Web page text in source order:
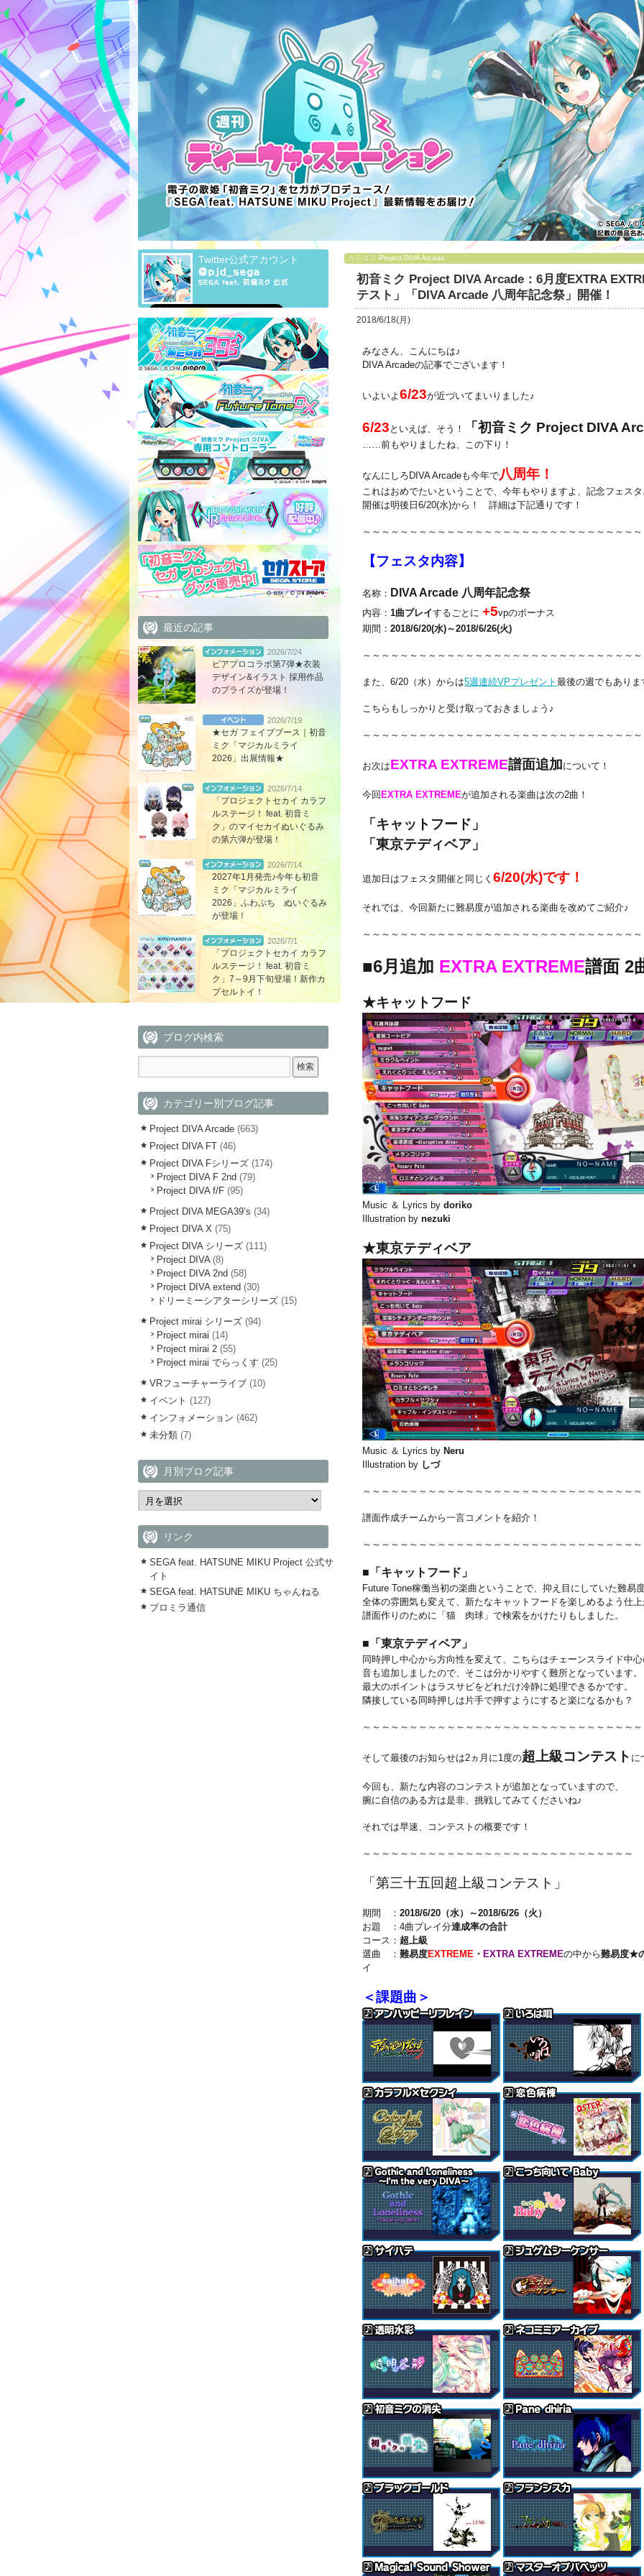
カテゴリ Project DIVA Arcade
初音ミク Project DIVA Arcade：6月度EXTRA
テスト」「DIVA Arcade 八周年記念祭」開催！
2018/6/18(月)
みなさん、こんにちは♪
DIVA Arcadeの記事でございます！
いよいよ 6/23が近づいてまいりました♪
6/23 といえば、そう！ 「初音ミク Project DIVA
……前もやりましたね、この下り！
なんにしろDIVA Arcadeも今年で 八周年！
これはおめでたいということで、今年もやりますよ、記念フェスタ
開催は明後日6/20(水)から！ 詳細は下記通りです！
～～～～～～～～～～～～～～～～～～～～～～～～～～～～～～
【フェスタ内容】
名称： DIVA Arcade 八周年記念祭
内容： 1曲プレイするごとに +5vpのボーナス
期間： 2018/6/20(水)～2018/6/26(火)
～～～～～～～～～～～～～～～～～～～～～～～～～～～～～～
また、6/20（水）からは5週連続VPプレゼント 最後の週でもありま
こちらもしっかりと受け取っておきましょう♪
～～～～～～～～～～～～～～～～～～～～～～～～～～～～～～
お次はEXTRA EXTREME譜面追加について！
今回 EXTRA EXTREMEが追加される楽曲は次の2曲！
「キャットフード」
「東京テディベア」
追加日はフェスタ開催と同じく 6/20(水)です！
それでは、今回新たに難易度が追加される楽曲を改めてご紹介♪
～～～～～～～～～～～～～～～～～～～～～～～～～～～～～
■6月追加 EXTRA EXTREME譜面 2
★キャットフード
Music ＆ Lyrics by doriko
Illustration by nezuki
★東京テディベア
Music ＆ Lyrics by Neru
Illustration by しづ
～～～～～～～～～～～～～～～～～～～～～～～～～～～～～
譜面作成チームから一言コメントを紹介！
～～～～～～～～～～～～～～～～～～～～～～～～～～～～～
■「キャットフード」
Future Tone稼働当初の楽曲ということで、抑え目にしていた難易
全体の雰囲気も変えて、新たなキャットフードを楽しめるよう仕
譜面作りのために「猫 肉球」で検索をかけたりもしました。
■「東京テディベア」
同時押し中心から方向性を変えて、こちらはチェーンスライド中
音も追加しましたので、そこは分かりやすく難所となっています。
最大のポイントはラスサビをどれだけ冷静に処理できるかです。
隣接している同時押しは片手で押すようにすると楽になるかも？
～～～～～～～～～～～～～～～～～～～～～～～～～～～～～
そして最後のお知らせは2ヵ月に1度の超上級コンテスト に
今回も、新たな内容のコンテストが追加となっていますので、
腕に自信のある方は是非、挑戦してみてくださいね♪
それでは早速、コンテストの概要です！
～～～～～～～～～～～～～～～～～～～～～～～～～～～～～
「第三十五回超上級コンテスト」
期間 ： 2018/6/20（水）～2018/6/26（火）
お題 ：4曲プレイ分達成率の合計
コース： 超上級
選曲 ： 難易度EXTREME ・ EXTRA EXTREMEの中から難易度★
イ
＜課題曲＞
Twitter公式アカウント
最近の記事
2026/7/24
ピアプロコラボ第7弾★衣装
デザイン&イラスト 採用作品
のプライズが登場！
2026/7/19
★セガ フェイブブース｜初音
ミク「マジカルミライ
2026」出展情報★
2026/7/14
「プロジェクトセカイ カラフ
ルステージ！ feat. 初音ミ
ク」のマイセカイぬいぐるみ
の第六弾が登場！
2026/7/14
2027年1月発売♪今年も初音
ミク「マジカルミライ
2026」ふわぷち ぬいぐるみ
が登場！
2026/7/1
「プロジェクトセカイ カラフ
ルステージ！ feat. 初音ミ
ク」7～9月下旬登場！新作カ
プセルトイ！
ブログ内検索
カテゴリー別ブログ記事
Project DIVA Arcade (663)
Project DIVA FT (46)
Project DIVA Fシリーズ (174)
Project DIVA F 2nd (79)
Project DIVA f/F (95)
Project DIVA MEGA39’s (34)
Project DIVA X (75)
Project DIVA シリーズ (111)
Project DIVA(8)
Project DIVA 2nd (58)
Project DIVA extend (30)
ドリーミーシアターシリーズ (15)
Project mirai シリーズ (94)
Project mirai (14)
Project mirai 2 (55)
Project mirai でらっくす (25)
VRフューチャーライブ (10)
イベント (127)
インフォメーション (462)
未分類 (7)
月別ブログ記事
リンク
SEGA feat. HATSUNE MIKU Project 公式サ
イト
SEGA feat. HATSUNE MIKU ちゃんねる
プロミラ通信